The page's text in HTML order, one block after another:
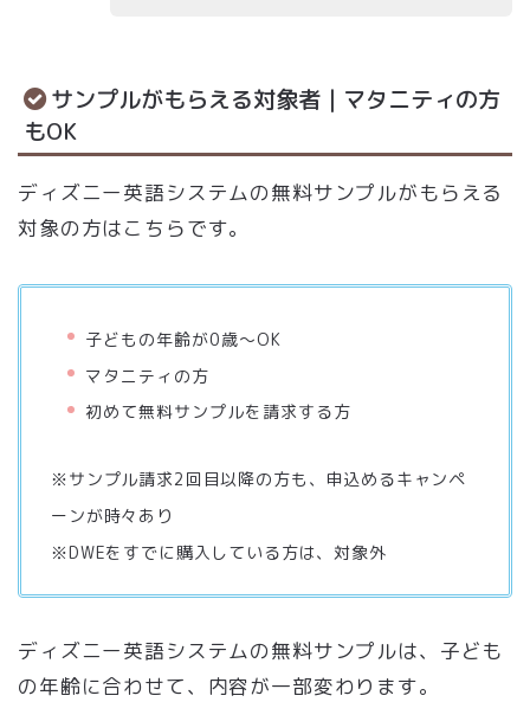
サンプルがもらえる対象者｜マタニティの方
もOK
ディズニー英語システムの無料サンプルがもらえる
対象の方はこちらです。
子どもの年齢が0歳～OK
マタニティの方
初めて無料サンプルを請求する方
※サンプル請求2回目以降の方も、申込めるキャンペ
ーンが時々あり
※DWEをすでに購入している方は、対象外
ディズニー英語システムの無料サンプルは、子ども
の年齢に合わせて、内容が一部変わります。